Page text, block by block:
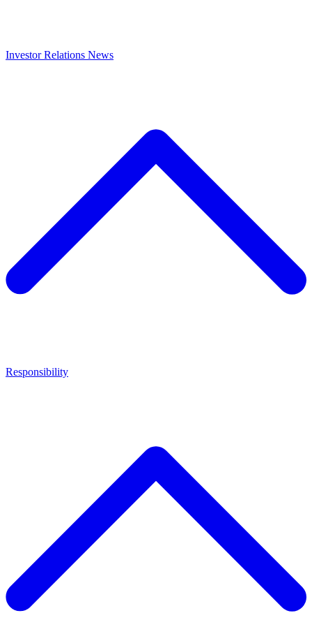
Investor Relations News
Responsibility